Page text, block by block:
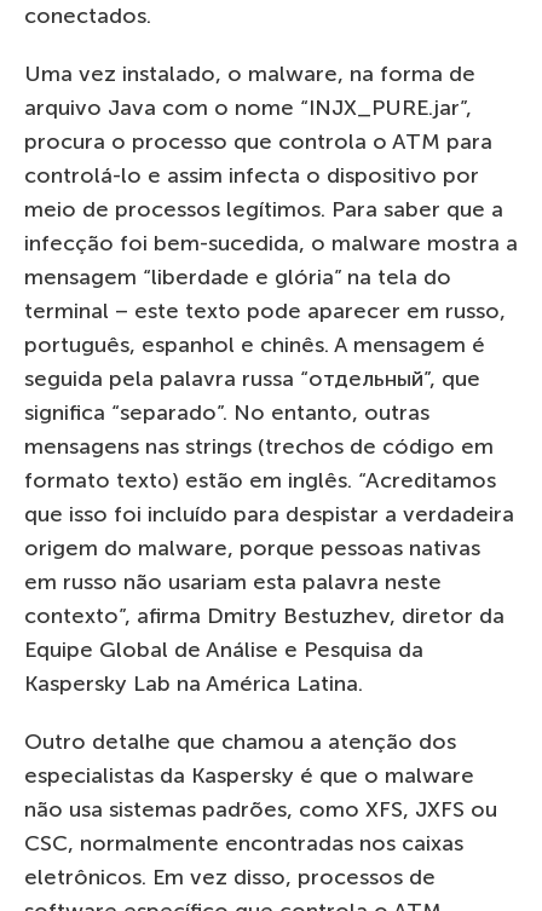
conectados.
Uma vez instalado, o malware, na forma de
arquivo Java com o nome “INJX_PURE.jar”,
procura o processo que controla o ATM para
controlá-lo e assim infecta o dispositivo por
meio de processos legítimos. Para saber que a
infecção foi bem-sucedida, o malware mostra a
mensagem “liberdade e glória” na tela do
terminal – este texto pode aparecer em russo,
português, espanhol e chinês. A mensagem é
seguida pela palavra russa “отдельный”, que
significa “separado”. No entanto, outras
mensagens nas strings (trechos de código em
formato texto) estão em inglês. “Acreditamos
que isso foi incluído para despistar a verdadeira
origem do malware, porque pessoas nativas
em russo não usariam esta palavra neste
contexto”, afirma Dmitry Bestuzhev, diretor da
Equipe Global de Análise e Pesquisa da
Kaspersky Lab na América Latina.
Outro detalhe que chamou a atenção dos
especialistas da Kaspersky é que o malware
não usa sistemas padrões, como XFS, JXFS ou
CSC, normalmente encontradas nos caixas
eletrônicos. Em vez disso, processos de